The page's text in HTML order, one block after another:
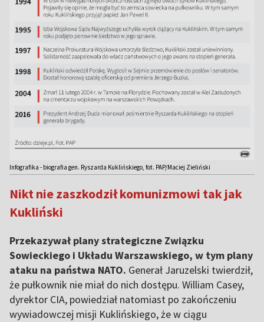
Infografika - biografia gen. Ryszarda Kuklińskiego, fot. PAP/Maciej Zieliński
Nikt nie zaszkodził komunizmowi tak jak
Kukliński
Przekazywał plany strategiczne Związku
Sowieckiego i Układu Warszawskiego, w tym plany
ataku na państwa NATO. Generał Jaruzelski twierdził,
że pułkownik nie miał do nich dostępu. William Casey,
dyrektor CIA, powiedział natomiast po zakończeniu
wywiadowczej misji Kuklińskiego, że w ciągu